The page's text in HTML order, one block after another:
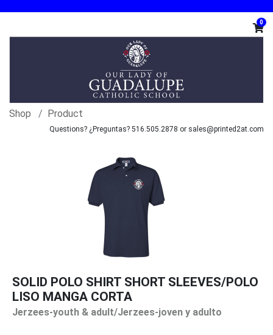
0
Shop Product
Questions? ¿Preguntas? 516.505.2878 or sales@printed2at.com
SOLID POLO SHIRT SHORT SLEEVES/POLO
LISO MANGA CORTA
Jerzees-youth & adult/Jerzees-joven y adulto